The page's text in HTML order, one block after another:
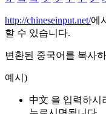
http://chineseinput.net/에
할 수 있습니다.
변환된 중국어를 복사
예시)
中文 을 입력하시